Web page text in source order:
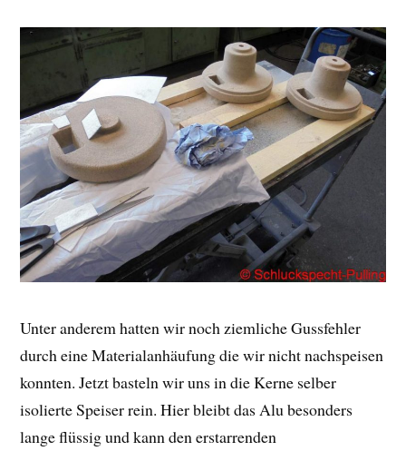
Unter anderem hatten wir noch ziemliche Gussfehler
durch eine Materialanhäufung die wir nicht nachspeisen
konnten. Jetzt basteln wir uns in die Kerne selber
isolierte Speiser rein. Hier bleibt das Alu besonders
lange flüssig und kann den erstarrenden